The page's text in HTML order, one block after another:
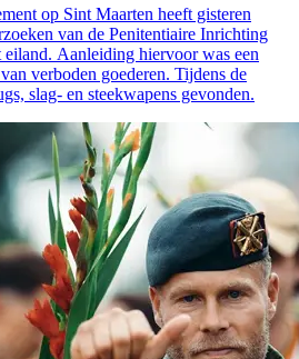
op Sint Maarten heeft gisteren
van de Penitentiaire Inrichting
Aanleiding hiervoor was een
verboden goederen. Tijdens de
slag- en steekwapens gevonden.